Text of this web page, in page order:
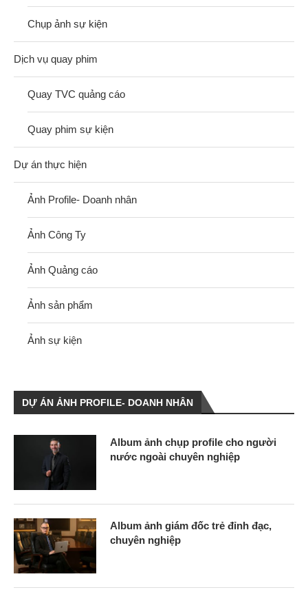
Chụp ảnh sự kiện
Dịch vụ quay phim
Quay TVC quảng cáo
Quay phim sự kiện
Dự án thực hiện
Ảnh Profile- Doanh nhân
Ảnh Công Ty
Ảnh Quảng cáo
Ảnh sản phẩm
Ảnh sự kiện
DỰ ÁN ẢNH PROFILE- DOANH NHÂN
Album ảnh chụp profile cho người
nước ngoài chuyên nghiệp
Album ảnh giám đốc trẻ đỉnh đạc,
chuyên nghiệp